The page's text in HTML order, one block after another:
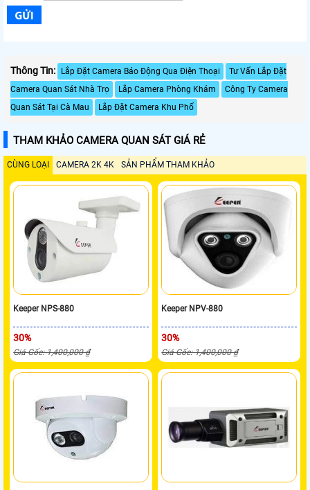
Thông Tin: Lắp Đặt Camera Báo Động Qua Điện Thoại
Tư Vấn Lắp Đặt
Camera Quan Sát Nhà Trọ
Lắp Camera Phòng Khám
Công Ty Camera
Quan Sát Tại Cà Mau
Lắp Đặt Camera Khu Phố
THAM KHẢO CAMERA QUAN SÁT GIÁ RẺ
CÙNG LOẠI CAMERA 2K 4K SẢN PHẨM THAM KHẢO
Keeper NPS-880
30%
Giá Gốc: 1,400,000 ₫
Keeper NPV-880
30%
Giá Gốc: 1,400,000 ₫